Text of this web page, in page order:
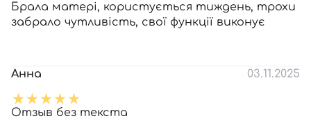
Брала матері, користується тиждень, трохи
забрало чутливість, свої функції виконує
Анна 03.11.2025
Отзыв без текста